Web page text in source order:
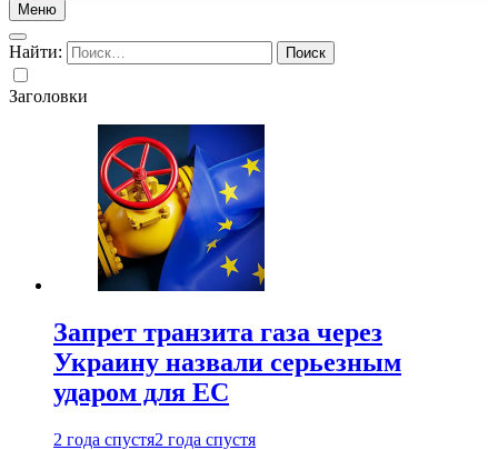
Меню
Найти:
Заголовки
Запрет транзита газа через
Украину назвали серьезным
ударом для ЕС
2 года спустя2 года спустя